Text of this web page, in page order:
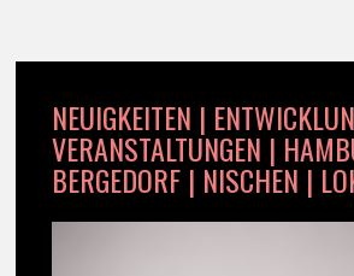
NEUIGKEITEN |
VERANSTALTUNGEN |
BERGEDORF | NISCHEN |